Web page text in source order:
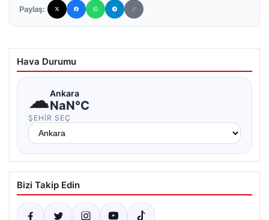
Paylaş:
Hava Durumu
☁Ankara
NaN°C
ŞEHIR SEÇ
Bizi Takip Edin